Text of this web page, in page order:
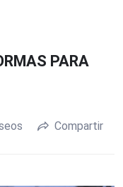
PARA
Compartir